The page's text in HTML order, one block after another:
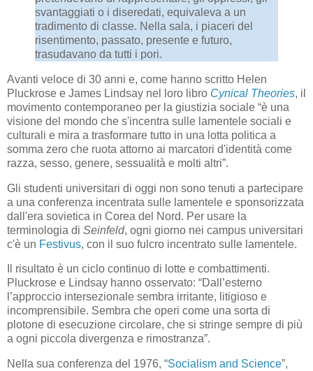
svantaggiati o i diseredati, equivaleva a un
tradimento di classe. Nella sala, i piaceri del
risentimento, passato, presente e futuro,
trasudavano da tutti i pori.
Avanti veloce di 30 anni e, come hanno scritto Helen
Pluckrose e James Lindsay nel loro libro Cynical Theories, il
movimento contemporaneo per la giustizia sociale “è una
visione del mondo che s'incentra sulle lamentele sociali e
culturali e mira a trasformare tutto in una lotta politica a
somma zero che ruota attorno ai marcatori d'identità come
razza, sesso, genere, sessualità e molti altri”.
Gli studenti universitari di oggi non sono tenuti a partecipare
a una conferenza incentrata sulle lamentele e sponsorizzata
dall'era sovietica in Corea del Nord. Per usare la
terminologia di Seinfeld, ogni giorno nei campus universitari
c'è un Festivus, con il suo fulcro incentrato sulle lamentele.
Il risultato è un ciclo continuo di lotte e combattimenti.
Pluckrose e Lindsay hanno osservato: “Dall’esterno
l’approccio intersezionale sembra irritante, litigioso e
incomprensibile. Sembra che operi come una sorta di
plotone di esecuzione circolare, che si stringe sempre di più
a ogni piccola divergenza e rimostranza”.
Nella sua conferenza del 1976, “Socialism and Science”,